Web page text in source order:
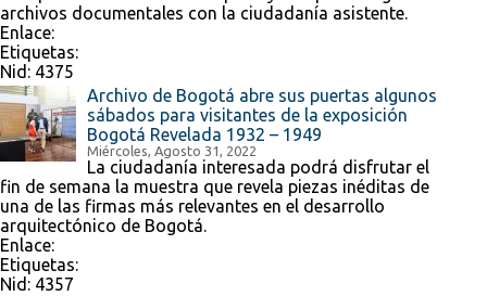
archivos documentales con la ciudadanía asistente.
Enlace:
Etiquetas:
Nid: 4375
Archivo de Bogotá abre sus puertas algunos
sábados para visitantes de la exposición
Bogotá Revelada 1932 – 1949
Miércoles, Agosto 31, 2022
La ciudadanía interesada podrá disfrutar el
fin de semana la muestra que revela piezas inéditas de
una de las firmas más relevantes en el desarrollo
arquitectónico de Bogotá.
Enlace:
Etiquetas:
Nid: 4357